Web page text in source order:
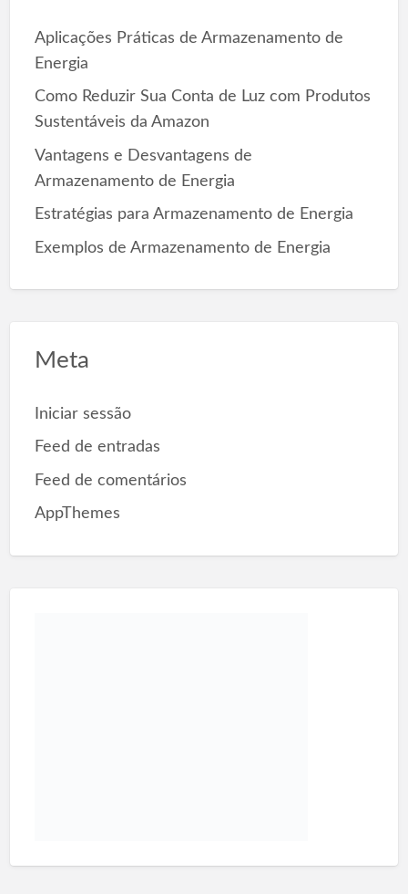
o
r
Aplicações Práticas de Armazenamento de
Energia
Como Reduzir Sua Conta de Luz com Produtos
Sustentáveis da Amazon
Vantagens e Desvantagens de
Armazenamento de Energia
Estratégias para Armazenamento de Energia
Exemplos de Armazenamento de Energia
Meta
Iniciar sessão
Feed de entradas
Feed de comentários
AppThemes